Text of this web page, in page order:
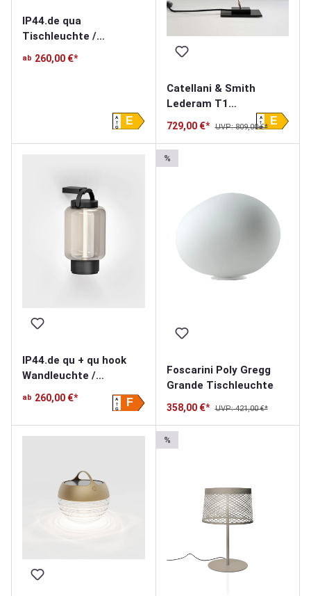
IP44.de qua
Tischleuchte /
ab 260,00 €*
E
A
G
Catellani & Smith
Lederam T1
Tischleuchte
729,00 €* UVP: 809,00 €*
E
A
G
IP44.de qu + qu hook
Wandleuchte /
Akkuleuchte
ab 260,00 €* F
A
G
%
Foscarini Poly Gregg
Grande Tischleuchte
358,00 €* UVP: 421,00 €*
%